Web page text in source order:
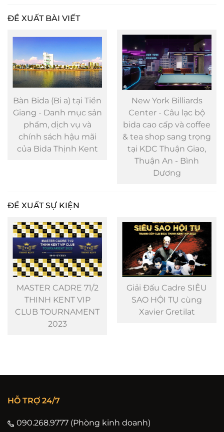
ĐỀ XUẤT BÀI VIẾT
New York Billiards
Center - Câu lạc bộ
bida cao cấp và coffee
& tea shop sang trọng
tại KDC Thuận Giao,
Thi công quán bida (bi
a) Thịnh Kent - Dịch
vụ và chính sách hậu
mãi
ĐỀ XUẤT SỰ KIỆN
Giải Đấu Cadre SIÊU
SAO HỘI TỤ cùng
Xavier Gretilat
Phối cảnh thiết kế
CLB Billiards - Đồng
Xoài
HỖ TRỢ 24/7
090.268.9777 (Phòng kinh doanh)